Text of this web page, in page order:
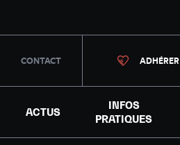
CONTACT ADHÉRER
ACTUS
INFOS
PRATIQUES